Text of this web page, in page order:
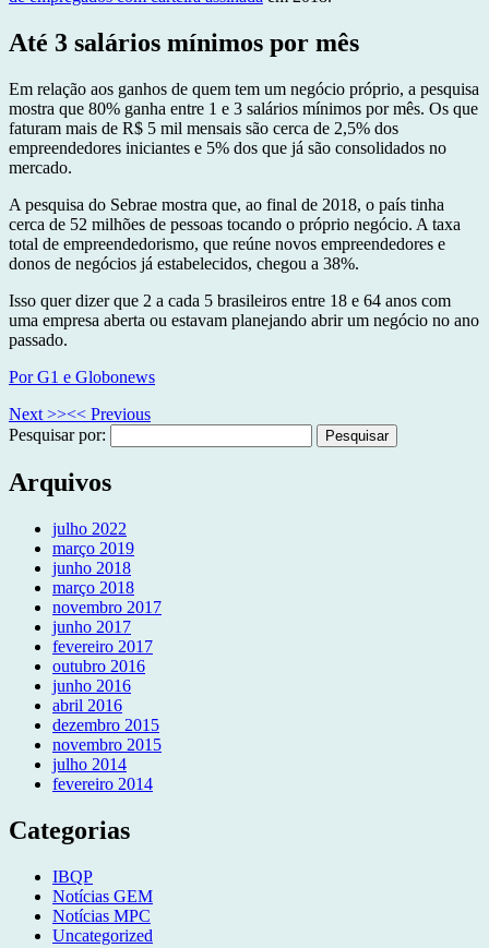
Até 3 salários mínimos por mês
Em relação aos ganhos de quem tem um negócio próprio, a pesquisa
mostra que 80% ganha entre 1 e 3 salários mínimos por mês. Os que
faturam mais de R$ 5 mil mensais são cerca de 2,5% dos
empreendedores iniciantes e 5% dos que já são consolidados no
mercado.
A pesquisa do Sebrae mostra que, ao final de 2018, o país tinha
cerca de 52 milhões de pessoas tocando o próprio negócio. A taxa
total de empreendedorismo, que reúne novos empreendedores e
donos de negócios já estabelecidos, chegou a 38%.
Isso quer dizer que 2 a cada 5 brasileiros entre 18 e 64 anos com
uma empresa aberta ou estavam planejando abrir um negócio no ano
passado.
Por G1 e Globonews
Next >><< Previous
Pesquisar por:
Arquivos
julho 2022
março 2019
junho 2018
março 2018
novembro 2017
junho 2017
fevereiro 2017
outubro 2016
junho 2016
abril 2016
dezembro 2015
novembro 2015
julho 2014
fevereiro 2014
Categorias
IBQP
Notícias GEM
Notícias MPC
Uncategorized